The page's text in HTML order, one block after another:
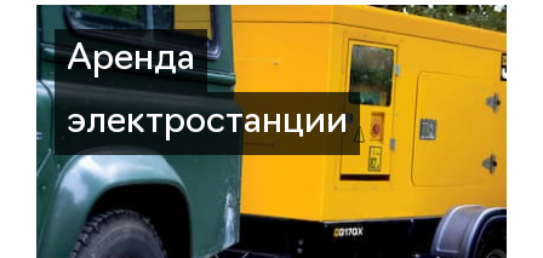
Аренда
электростанции